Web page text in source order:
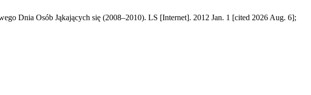
Dnia Osób Jąkających się (2008–2010). LS [Internet]. 2012 Jan. 1 [cited 2026 Aug. 6];